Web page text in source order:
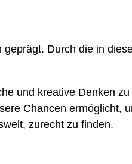
Durch die in
und kreative Denken
Chancen ermöglicht,
zurecht zu finden.